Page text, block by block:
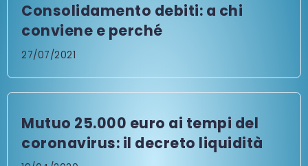
Consolidamento debiti: a chi
conviene e perché
27/07/2021
Mutuo 25.000 euro ai tempi del
coronavirus: il decreto liquidità